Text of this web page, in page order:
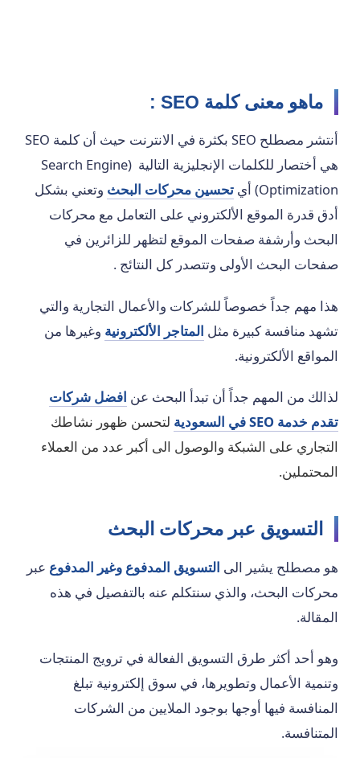
ماهو معنى كلمة SEO :
أنتشر مصطلح SEO بكثرة في الانترنت حيث أن كلمة SEO
هي أختصار للكلمات الإنجليزية التالية (Search Engine
Optimization)‏ أي
تحسين محركات البحث وتعني بشكل
أدق قدرة الموقع الألكتروني على التعامل مع محركات
البحث وأرشفة صفحات الموقع لتظهر للزائرين في
صفحات البحث الأولى وتتصدر كل النتائج .
هذا مهم جداً خصوصاً للشركات والأعمال التجارية والتي
تشهد منافسة كبيرة مثل المتاجر الألكترونية وغيرها من
المواقع الألكترونية.
لذالك من المهم جداً أن تبدأ البحث عن افضل شركات
تقدم خدمة SEO في السعودية
لتحسن ظهور نشاطك
التجاري على الشبكة والوصول الى أكبر عدد من العملاء
المحتملين.
التسويق عبر محركات البحث
هو مصطلح يشير الى التسويق المدفوع وغير المدفوع عبر
محركات البحث، والذي سنتكلم عنه بالتفصيل في هذه
المقالة.
وهو أحد أكثر طرق التسويق الفعالة في ترويج المنتجات
وتنمية الأعمال وتطويرها، في سوق إلكترونية تبلغ
المنافسة فيها أوجها بوجود الملايين من الشركات
المتنافسة.